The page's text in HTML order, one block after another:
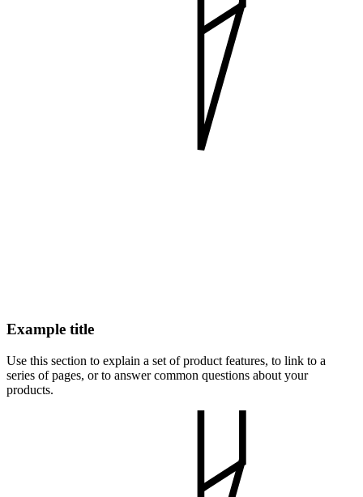
Example title
Use this section to explain a set of product features, to link to a
series of pages, or to answer common questions about your
products.